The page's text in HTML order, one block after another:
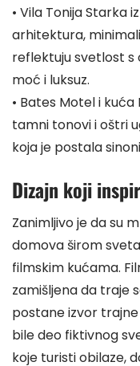
• Vila Tonija Starka
arhitektura,
reflektuju svetlost s
moć i luksuz.
• Bates Motel i kuća
tamni tonovi i oštri
koja je postala
Dizajn koji
Zanimljivo je da su
domova širom
filmskim kućama.
zamišljena da traje
postane izvor
bile deo fiktivnog
koje turisti obilaze,